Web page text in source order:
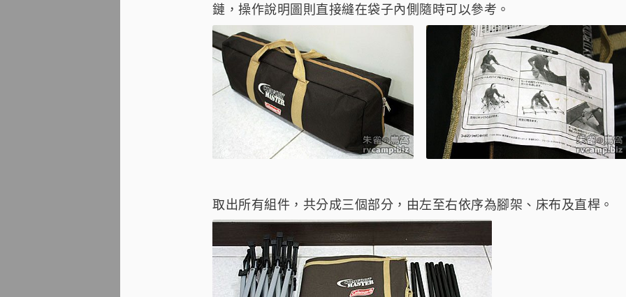
鏈，操作說明圖則直接縫在袋子內側隨時可以參考。
取出所有組件，共分成三個部分，由左至右依序為腳架、床布及直桿。